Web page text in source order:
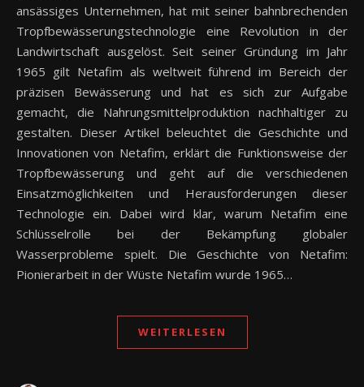
ansässiges Unternehmen, hat mit seiner bahnbrechenden
Tropfbewässerungstechnologie eine Revolution in der
Landwirtschaft ausgelöst. Seit seiner Gründung im Jahr
1965 gilt Netafim als weltweit führend im Bereich der
präzisen Bewässerung und hat es sich zur Aufgabe
gemacht, die Nahrungsmittelproduktion nachhaltiger zu
gestalten. Dieser Artikel beleuchtet die Geschichte und
Innovationen von Netafim, erklärt die Funktionsweise der
Tropfbewässerung und geht auf die verschiedenen
Einsatzmöglichkeiten und Herausforderungen dieser
Technologie ein. Dabei wird klar, warum Netafim eine
Schlüsselrolle bei der Bekämpfung globaler
Wasserprobleme spielt. Die Geschichte von Netafim:
Pionierarbeit in der Wüste Netafim wurde 1965…
WEITERLESEN